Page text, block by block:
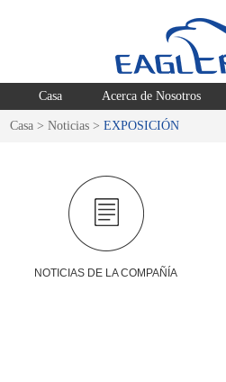
Casa Acerca de Nosotros
Casa >Noticias >EXPOSICIÓN
NOTICIAS DE LA COMPAÑÍA